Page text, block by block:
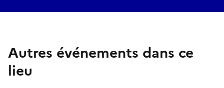
Autres événements dans ce
lieu